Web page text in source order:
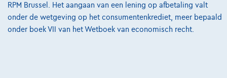
RPM Brussel. Het aangaan van een lening op afbetaling valt
onder de wetgeving op het consumentenkrediet, meer bepaald
onder boek VII van het Wetboek van economisch recht.
Privacyverklaring
Cookiebeleid